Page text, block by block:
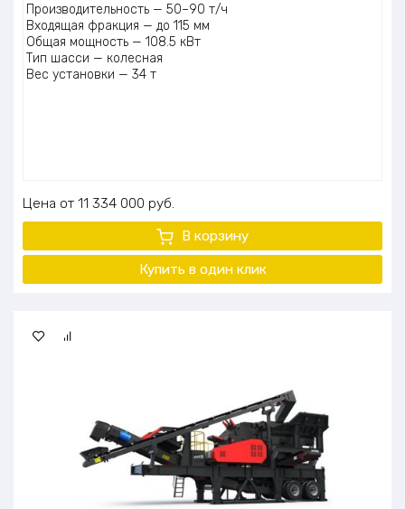
Производительность — 50–90 т/ч
Входящая фракция — до 115 мм
Общая мощность — 108.5 кВт
Тип шасси — колесная
Вес установки — 34 т
Цена 11 334 000 руб.
В корзину
Купить в один клик